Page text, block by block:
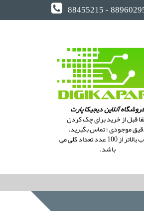
88455215 -
آنلاین دیجیکا پارت
قبل از خرید برای چک کردن
موجودی ؛ تماس بگیرید.
انتخاب بالاتر از 100 عدد تعداد کلی می
باشد.